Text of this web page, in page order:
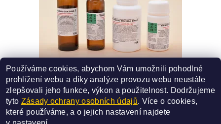
72B - YIN WEI CHAI HU SHU GAN DING
SMĚS ČÍSLO - 72B
od227 Kč
Používáme cookies, abychom Vám umožnili pohodlné
prohlížení webu a díky analýze provozu webu neustále
zlepšovali jeho funkce, výkon a použitelnost. Dodržujeme
tyto Zásady ochrany osobních údajů. Více o cookies,
které používáme, a o jejich nastavení najdete